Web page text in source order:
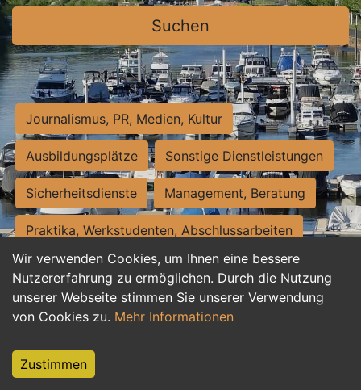
Wir verwenden Cookies, um Ihnen eine bessere
Nutzererfahrung zu ermöglichen. Durch die Nutzung
unserer Webseite stimmen Sie unserer Verwendung
von Cookies zu. Mehr Informationen
Zustimmen
Suchen
Journalismus, PR, Medien, Kultur
Ausbildungsplätze Sonstige Dienstleistungen
Sicherheitsdienste Management, Beratung
Praktika, Werkstudenten, Abschlussarbeiten
Personalwesen Assistenz, Sekretariat
Hilfskräfte, Aushilfs- und Nebenjobs
Weiterbildung, Studium, duale Ausbildung